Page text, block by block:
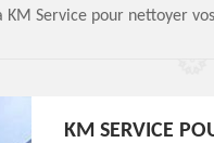
KM Service pour nettoyer
KM SERVICE